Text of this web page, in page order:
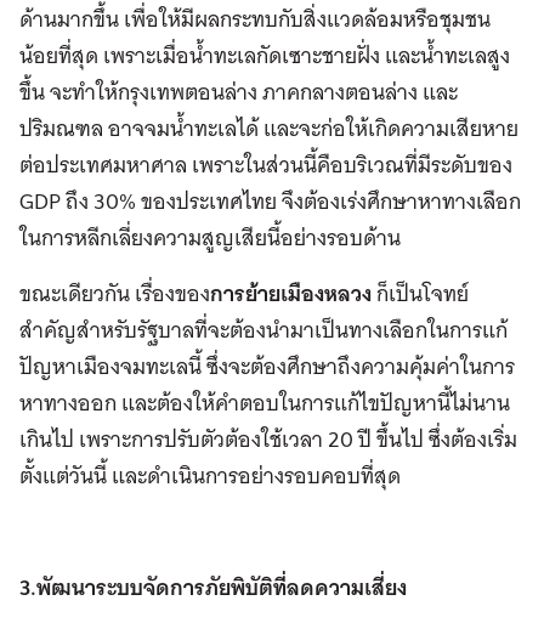
ด้านมากขึ้น เพื่อให้มีผลกระทบกับสิ่งแวดล้อมหรือชุมชน
น้อยที่สุด เพราะเมื่อน้ำทะเลกัดเซาะชายฝั่ง และน้ำทะเลสูง
ขึ้น จะทำให้กรุงเทพตอนล่าง ภาคกลางตอนล่าง และ
ปริมณฑล อาจจมน้ำทะเลได้ และจะก่อให้เกิดความเสียหาย
ต่อประเทศมหาศาล เพราะในส่วนนี้คือบริเวณที่มีระดับของ
GDP ถึง 30% ของประเทศไทย จึงต้องเร่งศึกษาหาทางเลือก
ในการหลีกเลี่ยงความสูญเสียนี้อย่างรอบด้าน
ขณะเดียวกัน เรื่องของการย้ายเมืองหลวงก็เป็นโจทย์
สำคัญสำหรับรัฐบาลที่จะต้องนำมาเป็นทางเลือกในการแก้
ปัญหาเมืองจมทะเลนี้ ซึ่งจะต้องศึกษาถึงความคุ้มค่าในการ
หาทางออก และต้องให้คำตอบในการแก้ไขปัญหานี้ไม่นาน
เกินไป เพราะการปรับตัวต้องใช้เวลา 20 ปี ขึ้นไป ซึ่งต้องเริ่ม
ตั้งแต่วันนี้ และดำเนินการอย่างรอบคอบที่สุด
3.พัฒนาระบบจัดการภัยพิบัติที่ลดความเสี่ยง